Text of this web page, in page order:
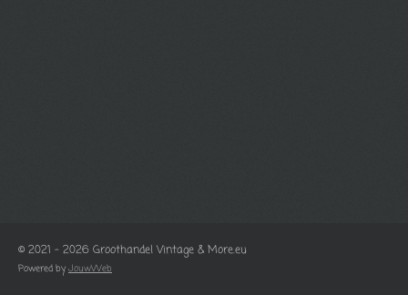
© 2021 - 2026 Groothandel Vintage & More.eu
Powered by JouwWeb